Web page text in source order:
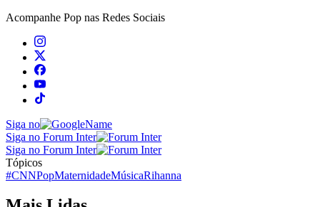
Acompanhe Pop nas Redes Sociais
Siga no
Siga no Forum Inter
Siga no Forum Inter
Tópicos
#CNNPopMaternidadeMúsicaRihanna